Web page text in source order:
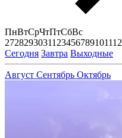
ПнВтСрЧтПтСбВс
27282930311 23456789101112
Сегодня Завтра Выходные
Август Сентябрь Октябрь